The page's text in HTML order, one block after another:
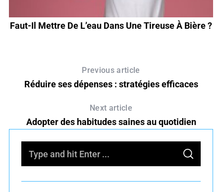
Faut-Il Mettre De L’eau Dans Une Tireuse À Bière ?
Previous article
Réduire ses dépenses : stratégies efficaces
Next article
Adopter des habitudes saines au quotidien
S
A
C